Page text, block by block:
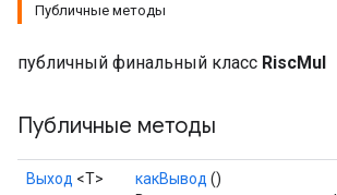
Публичные методы
публичный финальный класс RiscMul
Публичные методы
Выход <Т> какВывод ()